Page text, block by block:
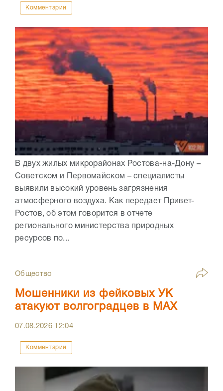
Комментарии
В двух жилых микрорайонах Ростова-на-Дону –
Советском и Первомайском – специалисты
выявили высокий уровень загрязнения
атмосферного воздуха. Как передает Привет-
Ростов, об этом говорится в отчете
регионального министерства природных
ресурсов по...
Общество
Мошенники из фейковых УК
атакуют волгоградцев в МАХ
07.08.2026 12:04
Комментарии